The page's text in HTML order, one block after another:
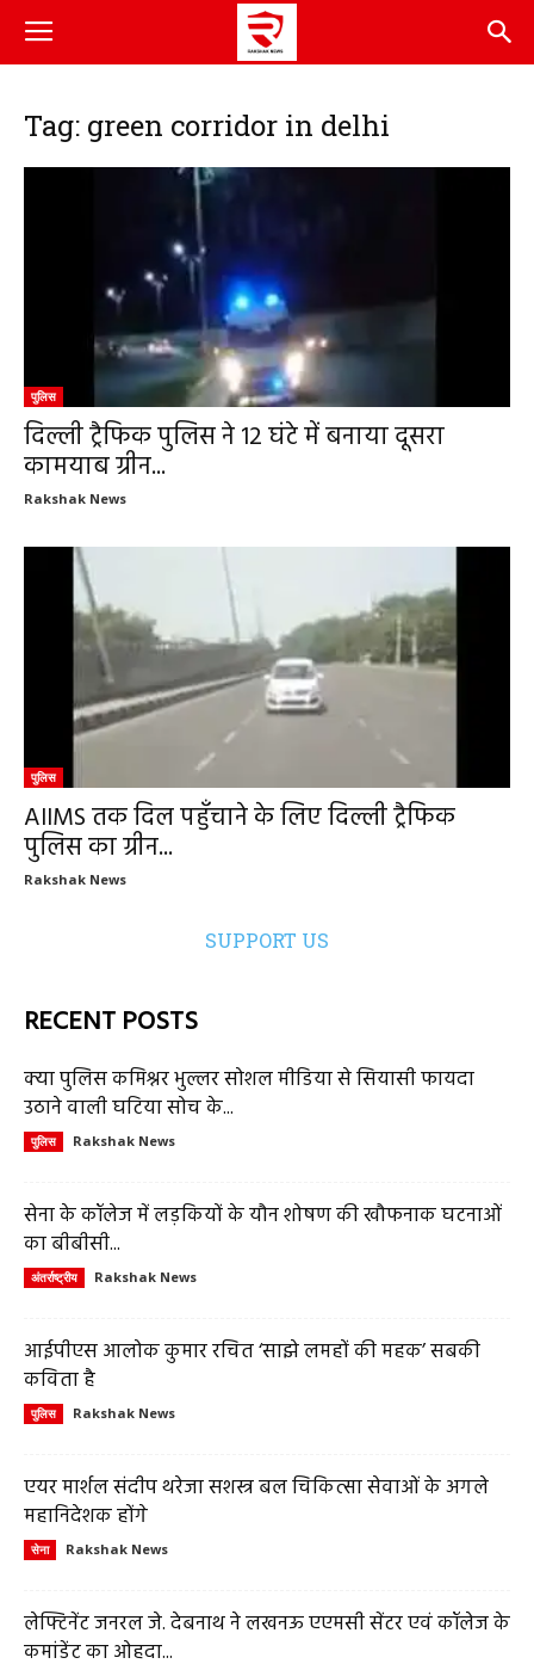
Tag: green corridor in delhi
पुलिस
दिल्ली ट्रैफिक पुलिस ने 12 घंटे में बनाया दूसरा
कामयाब ग्रीन...
Rakshak News
पुलिस
AIIMS तक दिल पहुँचाने के लिए दिल्ली ट्रैफिक
पुलिस का ग्रीन...
Rakshak News
SUPPORT US
RECENT POSTS
क्या पुलिस कमिश्नर भुल्लर सोशल मीडिया से सियासी फायदा
उठाने वाली घटिया सोच के...
पुलिस Rakshak News
सेना के कॉलेज में लड़कियों के यौन शोषण की खौफनाक घटनाओं
का बीबीसी...
अंतर्राष्ट्रीय Rakshak News
आईपीएस आलोक कुमार रचित ‘साझे लमहों की महक’ सबकी
कविता है
पुलिस Rakshak News
एयर मार्शल संदीप थरेजा सशस्त्र बल चिकित्सा सेवाओं के अगले
महानिदेशक होंगे
सेना Rakshak News
लेफ्टिनेंट जनरल जे. देबनाथ ने लखनऊ एएमसी सेंटर एवं कॉलेज के
कमांडेंट का ओहदा...